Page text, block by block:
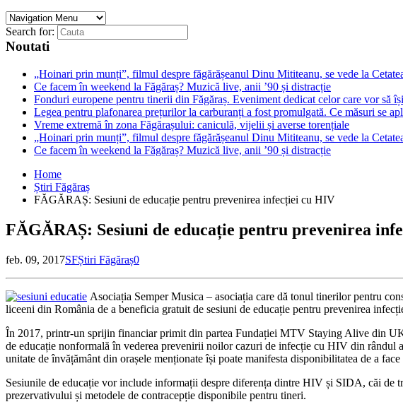
Search for:
Noutati
„Hoinari prin munți”, filmul despre făgărășeanul Dinu Mititeanu, se vede la
Ce facem în weekend la Făgăraș? Muzică live, anii ’90 și distracție
Fonduri europene pentru tinerii din Făgăraș. Eveniment dedicat celor care vor să
Legea pentru plafonarea prețurilor la carburanți a fost promulgată. Ce măsuri se
Vreme extremă în zona Făgărașului: caniculă, vijelii și averse torențiale
„Hoinari prin munți”, filmul despre făgărășeanul Dinu Mititeanu, se vede la
Ce facem în weekend la Făgăraș? Muzică live, anii ’90 și distracție
Home
Știri Făgăraș
FĂGĂRAȘ: Sesiuni de educație pentru prevenirea infecției cu HIV
FĂGĂRAȘ: Sesiuni de educație pentru prevenirea
feb. 09, 2017SFȘtiri Făgăraș0
Asociația Semper Musica – asociația care dă tonul tinerilor pentru
liceeni din România de a beneficia gratuit de sesiuni de educație pentru prevenirea
În 2017, printr-un sprijin financiar primit din partea Fundației MTV Staying Alive din
de educație nonformală în vederea prevenirii noilor cazuri de infecție cu HIV din rândul
unitate de învățământ din orașele menționate își poate manifesta disponibilitatea de a
Sesiunile de educație vor include informații despre diferența dintre HIV și SIDA, căi de
prezervativului și metodele de contracepție disponibile pentru tineri.